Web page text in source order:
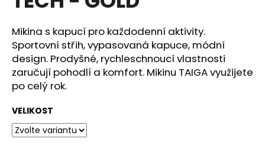
hvězdiček.
Mikina s kapucí pro každodenní aktivity.
Sportovní střih, vypasovaná kapuce, módní
design. Prodyšné, rychleschnoucí vlastnosti
zaručují pohodlí a komfort. Mikinu TAIGA využijete
po celý rok.
VELIKOST
u
u
j
e
m
e
DÁMSKÉ
TRIČKO